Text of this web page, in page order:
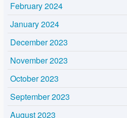
February 2024
January 2024
December 2023
November 2023
October 2023
September 2023
August 2023